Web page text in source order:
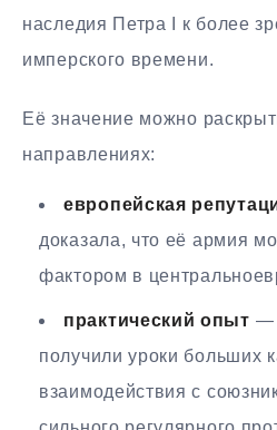
наследия Петра I к более
имперского времени.
Её значение можно
направлениях:
европейская
доказала, что её армия
фактором в
практический опыт —
получили уроки больших
взаимодействия с